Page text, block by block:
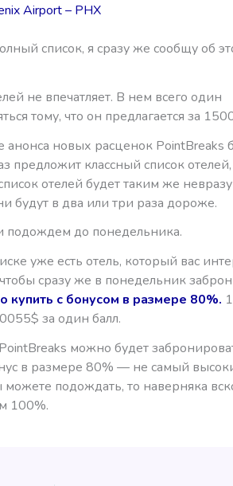
Airport – PHX
список, я сразу же сообщу об
не впечатляет. В нем всего один
тому, что он предлагается за
новых расценок PointBreaks
предложит классный список
отелей будет таким же
будут в два или три раза дороже.
подождем до понедельника.
уже есть отель, который вас
сразу же в понедельник
с бонусом в размере 80%.
за один балл.
можно будет
в размере 80% — не самый
подождать, то наверняка
100%.